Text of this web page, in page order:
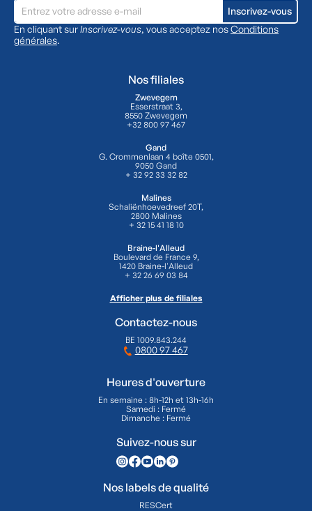
En cliquant surInscrivez-vous, vous acceptez nosConditions
générales.
Nos filiales
Zwevegem
Esserstraat 3,
8550 Zwevegem
+32 800 97 467
Gand
G. Crommenlaan 4 boîte 0501,
9050 Gand
+ 32 92 33 32 82
Malines
Schaliënhoevedreef 20T,
2800 Malines
+ 32 15 41 18 10
Braine-l'Alleud
Boulevard de France 9,
1420 Braine-l'Alleud
+ 32 26 69 03 84
Afficher plus de filiales
Contactez-nous
BE 1009.843.244
0800 97 467
Heures d'ouverture
En semaine : 8h-12h et 13h-16h
Samedi : Fermé
Dimanche : Fermé
Suivez-nous sur
Nos labels de qualité
RESCert